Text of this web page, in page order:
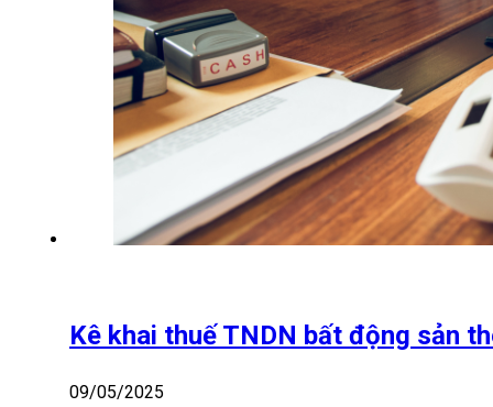
Kê khai thuế TNDN bất động sản
09/05/2025